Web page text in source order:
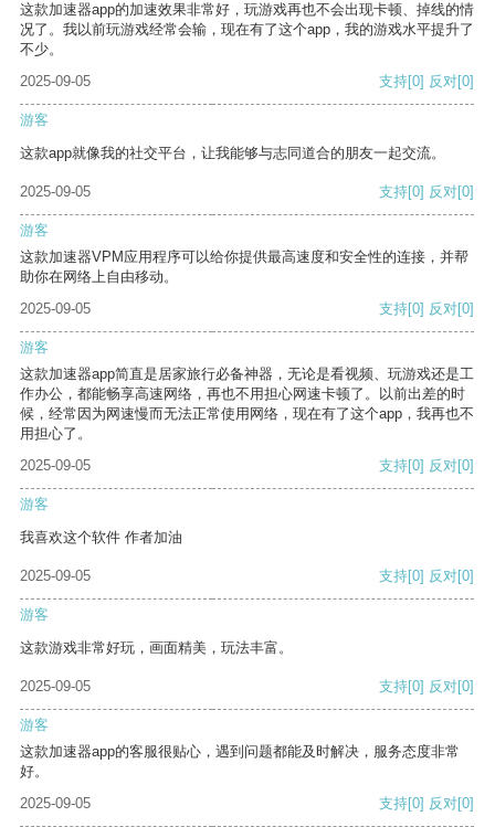
这款加速器app的加速效果非常好，玩游戏再也不会出现卡顿、掉线的情
况了。我以前玩游戏经常会输，现在有了这个app，我的游戏水平提升了
不少。
2025-09-05
支持[0] 反对[0]
游客
这款app就像我的社交平台，让我能够与志同道合的朋友一起交流。
2025-09-05 支持[0] 反对[0]
游客
这款加速器VPM应用程序可以给你提供最高速度和安全性的连接，并帮
助你在网络上自由移动。
2025-09-05
支持[0] 反对[0]
游客
这款加速器app简直是居家旅行必备神器，无论是看视频、玩游戏还是工
作办公，都能畅享高速网络，再也不用担心网速卡顿了。以前出差的时
候，经常因为网速慢而无法正常使用网络，现在有了这个app，我再也不
用担心了。
2025-09-05
支持[0] 反对[0]
游客
我喜欢这个软件 作者加油
2025-09-05 支持[0] 反对[0]
游客
这款游戏非常好玩，画面精美，玩法丰富。
2025-09-05 支持[0] 反对[0]
游客
这款加速器app的客服很贴心，遇到问题都能及时解决，服务态度非常
好。
2025-09-05
支持[0] 反对[0]